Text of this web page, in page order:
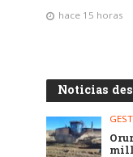
hace 15 horas
Noticias